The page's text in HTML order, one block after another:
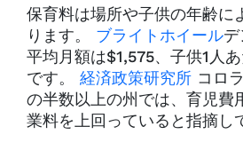
保育料は場所や子供の年齢に
ります。 ブライトホイール
平均月額は$1,575、子供1人
です。 経済政策研究所 コロ
の半数以上の州では、育児費
業料を上回っていると指摘し